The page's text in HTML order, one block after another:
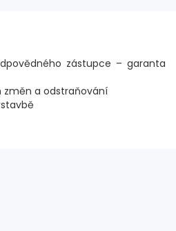
zástupce – garanta
změn a odstraňování